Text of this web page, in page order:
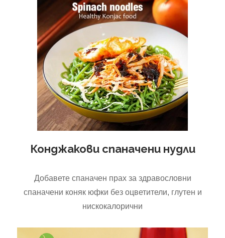
Конджакови спаначени нудли
Добавете спаначен прах за здравословни
спаначени коняк юфки без оцветители, глутен и
нискокалорични